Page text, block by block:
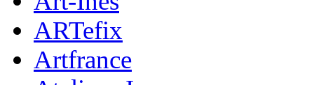
ARTefix
Artfrance